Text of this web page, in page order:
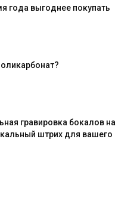
года выгоднее покупать
гравировка бокалов на
штрих для вашего